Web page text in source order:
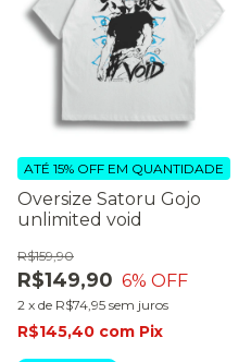
Oversize Satoru Gojo
unlimited void
R$149,90
R$159,90
6% OFF
2 x de R$74,95 sem juros
ATÉ 15% OFF EM QUANTIDADE
R$145,40 com Pix